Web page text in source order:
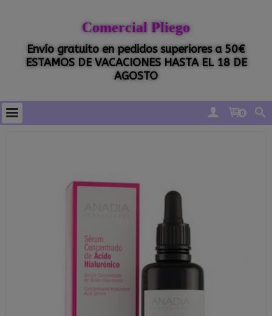
Comercial Pliego
Envío gratuito en pedidos superiores a 50€
ESTAMOS DE VACACIONES HASTA EL 18 DE
AGOSTO
0